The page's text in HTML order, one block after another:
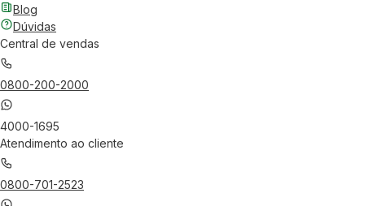
Blog
Dúvidas
Central de vendas
0800-200-2000
4000-1695
Atendimento ao cliente
0800-701-2523